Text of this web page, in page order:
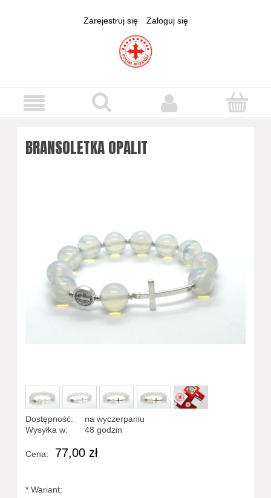
Zarejestruj się Zaloguj się
BRANSOLETKA OPALIT
Dostępność:
na wyczerpaniu
Wysyłka w:
48 godzin
Cena: 77,00 zł
* Wariant: